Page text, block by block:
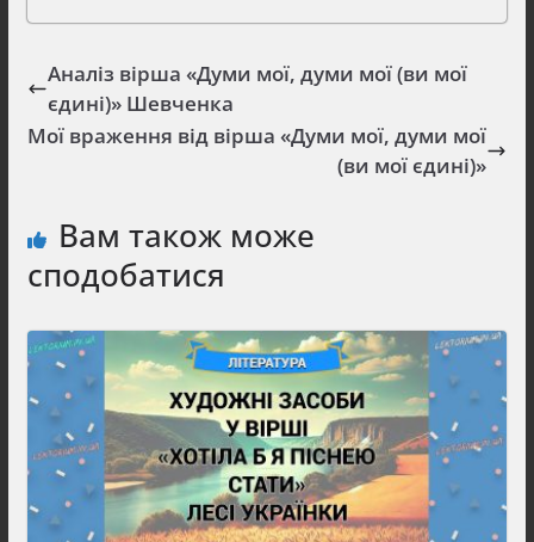
Аналіз вірша «Думи мої, думи мої (ви мої
єдині)» Шевченка
Мої враження від вірша «Думи мої, думи мої
(ви мої єдині)»
Вам також може
сподобатися